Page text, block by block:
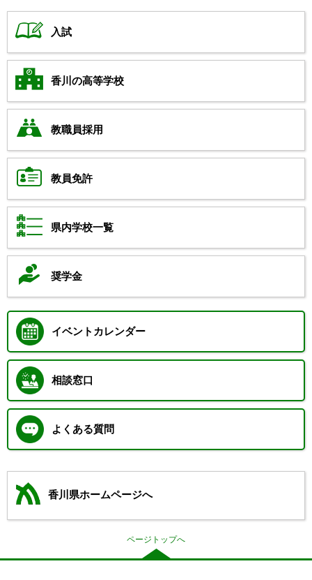
入試
香川の高等学校
教職員採用
教員免許
県内学校一覧
奨学金
イベントカレンダー
相談窓口
よくある質問
香川県ホームページへ
ページトップへ